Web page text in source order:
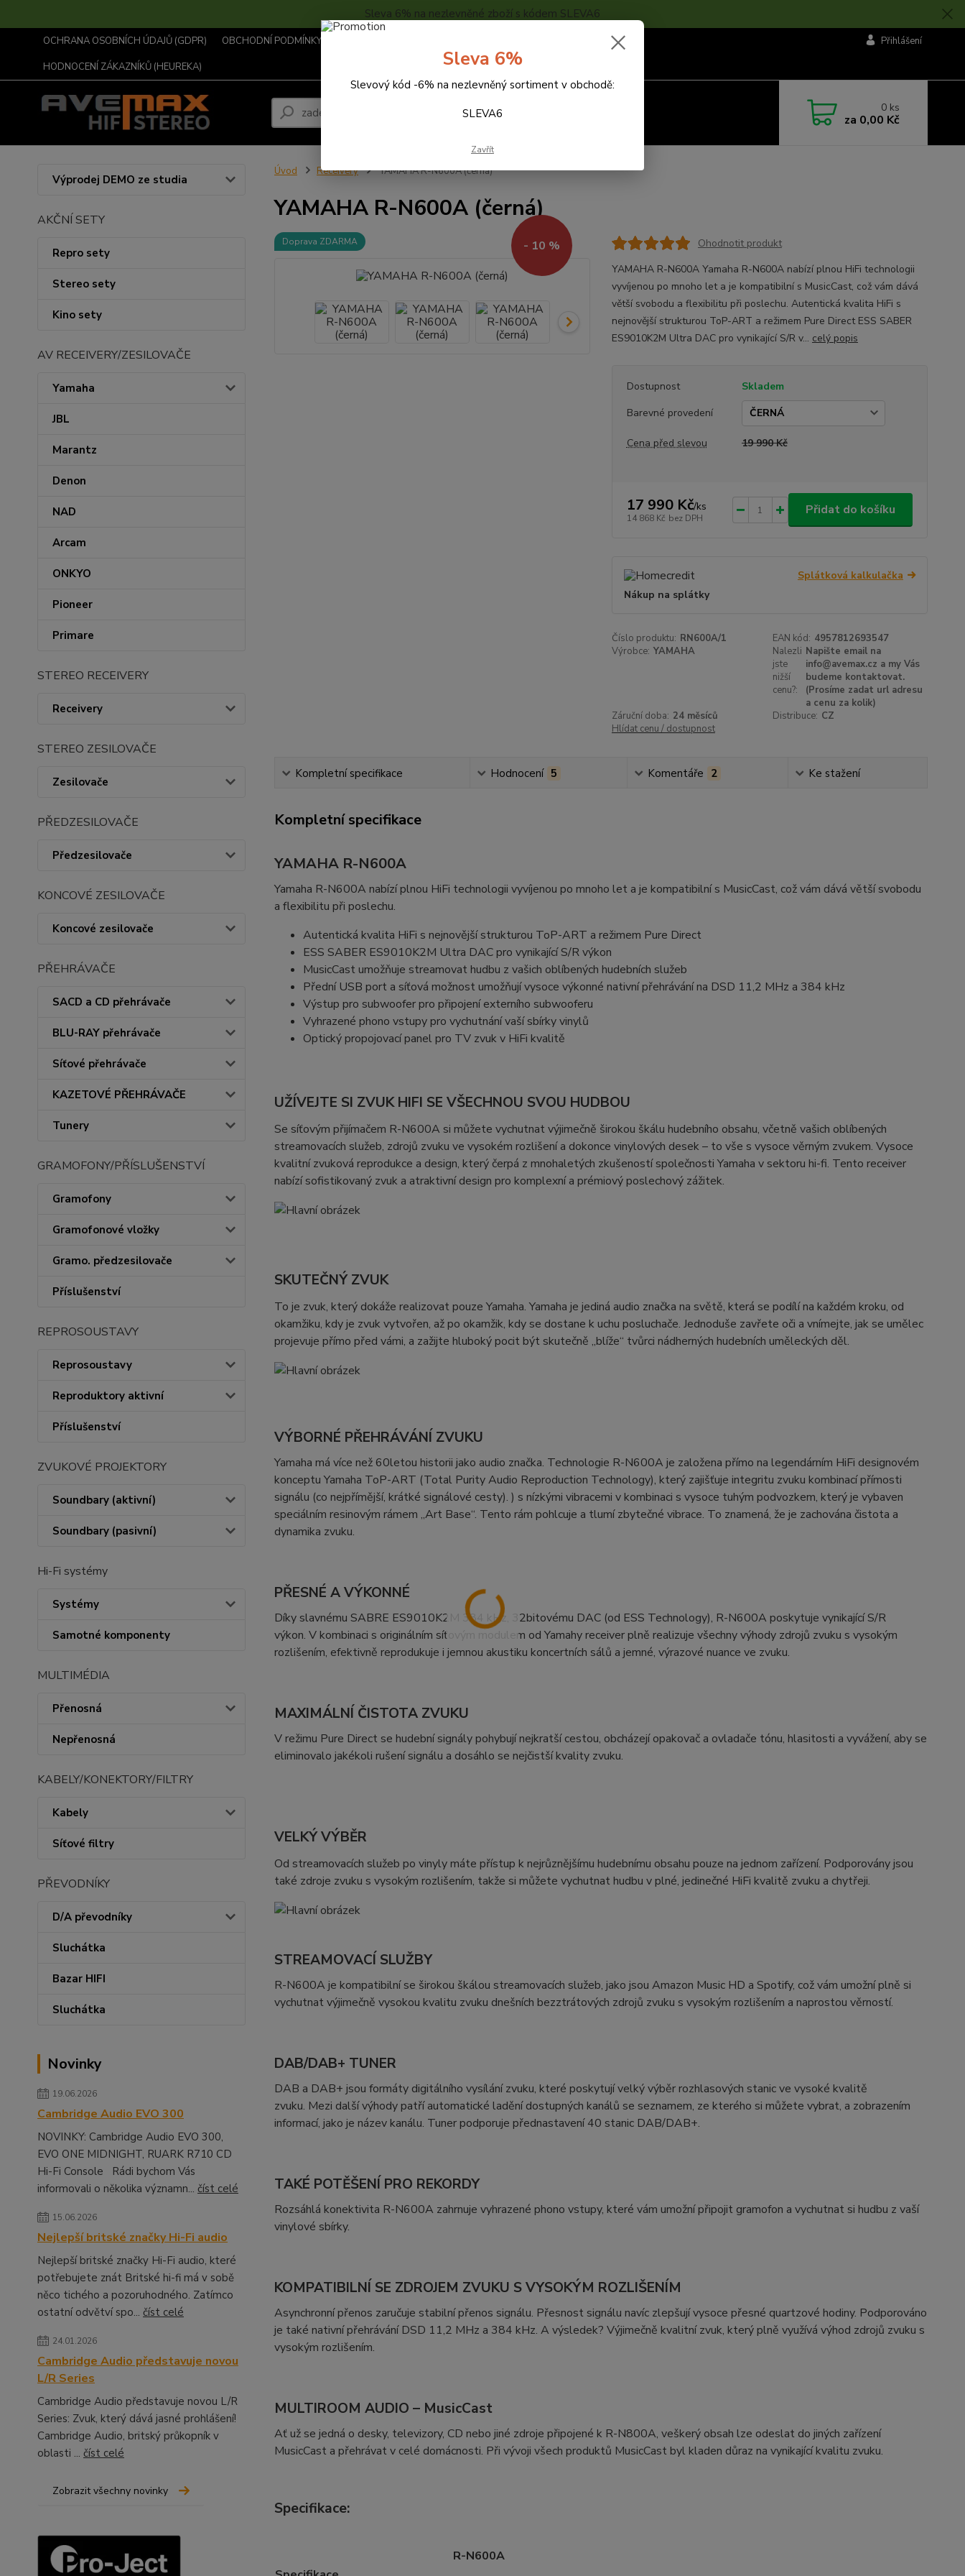
Sleva 6% na nezlevněné zboží s kódem SLEVA6
OCHRANA OSOBNÍCH ÚDAJŮ (GDPR) OBCHODNÍ PODMÍNKY ...
HODNOCENÍ ZÁKAZNÍKŮ (HEUREKA)
Přihlášení
Hledat 0 ks
za 0,00 Kč
Výprodej DEMO ze studia
AKČNÍ SETY
Repro sety
Stereo sety
Kino sety
AV RECEIVERY/ZESILOVAČE
Yamaha
JBL
Marantz
Denon
NAD
Arcam
ONKYO
Pioneer
Primare
STEREO RECEIVERY
Receivery
STEREO ZESILOVAČE
Zesilovače
PŘEDZESILOVAČE
Předzesilovače
KONCOVÉ ZESILOVAČE
Koncové zesilovače
PŘEHRÁVAČE
SACD a CD přehrávače
BLU-RAY přehrávače
Síťové přehrávače
KAZETOVÉ PŘEHRÁVAČE
Tunery
GRAMOFONY/PŘÍSLUŠENSTVÍ
Gramofony
Gramofonové vložky
Gramo. předzesilovače
Příslušenství
REPROSOUSTAVY
Reprosoustavy
Reproduktory aktivní
Příslušenství
ZVUKOVÉ PROJEKTORY
Soundbary (aktivní)
Soundbary (pasivní)
Hi-Fi systémy
Systémy
Samotné komponenty
MULTIMÉDIA
Přenosná
Nepřenosná
KABELY/KONEKTORY/FILTRY
Kabely
Síťové filtry
PŘEVODNÍKY
D/A převodníky
Sluchátka
Bazar HIFI
Sluchátka
Novinky
19.06.2026
Cambridge Audio EVO 300
NOVINKY: Cambridge Audio EVO 300,
EVO ONE MIDNIGHT, RUARK R710 CD
Hi-Fi Console Rádi bychom Vás
informovali o několika významn... číst celé
15.06.2026
Nejlepší britské značky Hi-Fi audio
Nejlepší britské značky Hi-Fi audio, které
potřebujete znát Britské hi-fi má v sobě
něco tichého a pozoruhodného. Zatímco
ostatní odvětví spo... číst celé
24.01.2026
Cambridge Audio představuje novou
L/R Series
Cambridge Audio představuje novou L/R
Series: Zvuk, který dává jasné prohlášení!
Cambridge Audio, britský průkopník v
oblasti ... číst celé
Zobrazit všechny novinky
Úvod Receivery YAMAHA R-N600A (černá)
YAMAHA R-N600A (černá)
Doprava ZDARMA - 10 %
Ohodnotit produkt
YAMAHA R-N600A Yamaha R-N600A nabízí plnou HiFi technologii
vyvíjenou po mnoho let a je kompatibilní s MusicCast, což vám dává
větší svobodu a flexibilitu při poslechu. Autentická kvalita HiFi s
nejnovější strukturou ToP-ART a režimem Pure Direct ESS SABER
ES9010K2M Ultra DAC pro vynikající S/R v... celý popis
Dostupnost
Skladem
Barevné provedení
Cena před slevou 19 990 Kč
17 990 Kč/ks
14 868 Kč bez DPH
Přidat do košíku
Splátková kalkulačka
Nákup na splátky
Číslo produktu: RN600A/1 EAN kód: 4957812693547
Výrobce: YAMAHA
Nalezli
jste
nižší
cenu?:
Napište email na
info@avemax.cz a my Vás
budeme kontaktovat.
(Prosíme zadat url adresu
a cenu za kolik)
Záruční doba: 24 měsíců Distribuce: CZ
Hlídat cenu / dostupnost
Kompletní specifikace Hodnocení 5 Komentáře 2 Ke stažení
Kompletní specifikace
YAMAHA R-N600A
Yamaha R-N600A nabízí plnou HiFi technologii vyvíjenou po mnoho let a je kompatibilní s MusicCast, což vám dává větší svobodu
a flexibilitu při poslechu.
Autentická kvalita HiFi s nejnovější strukturou ToP-ART a režimem Pure Direct
ESS SABER ES9010K2M Ultra DAC pro vynikající S/R výkon
MusicCast umožňuje streamovat hudbu z vašich oblíbených hudebních služeb
Přední USB port a síťová možnost umožňují vysoce výkonné nativní přehrávání na DSD 11,2 MHz a 384 kHz
Výstup pro subwoofer pro připojení externího subwooferu
Vyhrazené phono vstupy pro vychutnání vaší sbírky vinylů
Optický propojovací panel pro TV zvuk v HiFi kvalitě
UŽÍVEJTE SI ZVUK HIFI SE VŠECHNOU SVOU HUDBOU
Se síťovým přijímačem R-N600A si můžete vychutnat výjimečně širokou škálu hudebního obsahu, včetně vašich oblíbených
streamovacích služeb, zdrojů zvuku ve vysokém rozlišení a dokonce vinylových desek – to vše s vysoce věrným zvukem. Vysoce
kvalitní zvuková reprodukce a design, který čerpá z mnohaletých zkušeností společnosti Yamaha v sektoru hi-fi. Tento receiver
nabízí sofistikovaný zvuk a atraktivní design pro komplexní a prémiový poslechový zážitek.
SKUTEČNÝ ZVUK
To je zvuk, který dokáže realizovat pouze Yamaha. Yamaha je jediná audio značka na světě, která se podílí na každém kroku, od
okamžiku, kdy je zvuk vytvořen, až po okamžik, kdy se dostane k uchu posluchače. Jednoduše zavřete oči a vnímejte, jak se umělec
projevuje přímo před vámi, a zažijte hluboký pocit být skutečně „blíže“ tvůrci nádherných hudebních uměleckých děl.
VÝBORNÉ PŘEHRÁVÁNÍ ZVUKU
Yamaha má více než 60letou historii jako audio značka. Technologie R-N600A je založena přímo na legendárním HiFi designovém
konceptu Yamaha ToP-ART (Total Purity Audio Reproduction Technology), který zajišťuje integritu zvuku kombinací přímosti
signálu (co nejpřímější, krátké signálové cesty). ) s nízkými vibracemi v kombinaci s vysoce tuhým podvozkem, který je vybaven
speciálním resinovým rámem „Art Base“. Tento rám pohlcuje a tlumí zbytečné vibrace. To znamená, že je zachována čistota a
dynamika zvuku.
PŘESNÉ A VÝKONNÉ
Díky slavnému SABRE ES9010K2M 384 kHz, 32bitovému DAC (od ESS Technology), R-N600A poskytuje vynikající S/R
výkon. V kombinaci s originálním síťovým modulem od Yamahy receiver plně realizuje všechny výhody zdrojů zvuku s vysokým
rozlišením, efektivně reprodukuje i jemnou akustiku koncertních sálů a jemné, výrazové nuance ve zvuku.
MAXIMÁLNÍ ČISTOTA ZVUKU
V režimu Pure Direct se hudební signály pohybují nejkratší cestou, obcházejí opakovač a ovladače tónu, hlasitosti a vyvážení, aby se
eliminovalo jakékoli rušení signálu a dosáhlo se nejčistší kvality zvuku.
VELKÝ VÝBĚR
Od streamovacích služeb po vinyly máte přístup k nejrůznějšímu hudebnímu obsahu pouze na jednom zařízení. Podporovány jsou
také zdroje zvuku s vysokým rozlišením, takže si můžete vychutnat hudbu v plné, jedinečné HiFi kvalitě zvuku a chytřeji.
STREAMOVACÍ SLUŽBY
R-N600A je kompatibilní se širokou škálou streamovacích služeb, jako jsou Amazon Music HD a Spotify, což vám umožní plně si
vychutnat výjimečně vysokou kvalitu zvuku dnešních bezztrátových zdrojů zvuku s vysokým rozlišením a naprostou věrností.
DAB/DAB+ TUNER
DAB a DAB+ jsou formáty digitálního vysílání zvuku, které poskytují velký výběr rozhlasových stanic ve vysoké kvalitě
zvuku. Mezi další výhody patří automatické ladění dostupných kanálů se seznamem, ze kterého si můžete vybrat, a zobrazením
informací, jako je název kanálu. Tuner podporuje přednastavení 40 stanic DAB/DAB+.
TAKÉ POTĚŠENÍ PRO REKORDY
Rozsáhlá konektivita R-N600A zahrnuje vyhrazené phono vstupy, které vám umožní připojit gramofon a vychutnat si hudbu z vaší
vinylové sbírky.
KOMPATIBILNÍ SE ZDROJEM ZVUKU S VYSOKÝM ROZLIŠENÍM
Asynchronní přenos zaručuje stabilní přenos signálu. Přesnost signálu navíc zlepšují vysoce přesné quartzové hodiny. Podporováno
je také nativní přehrávání DSD 11,2 MHz a 384 kHz. A výsledek? Výjimečně kvalitní zvuk, který plně využívá výhod zdrojů zvuku s
vysokým rozlišením.
MULTIROOM AUDIO – MusicCast
Ať už se jedná o desky, televizory, CD nebo jiné zdroje připojené k R-N800A, veškerý obsah lze odeslat do jiných zařízení
MusicCast a přehrávat v celé domácnosti. Při vývoji všech produktů MusicCast byl kladen důraz na vynikající kvalitu zvuku.
Specifikace:
R-N600A
Sleva 6%
Slevový kód -6% na nezlevněný sortiment v obchodě:
SLEVA6
Zavřít